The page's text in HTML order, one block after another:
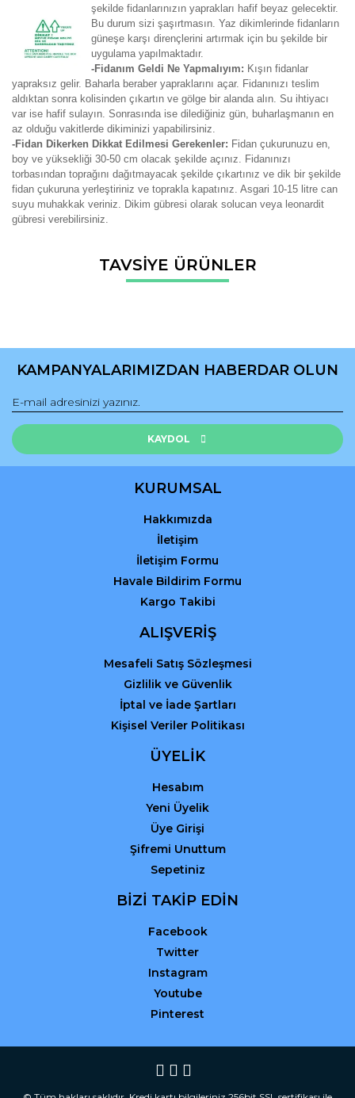
şekilde fidanlarınızın yaprakları hafif beyaz gelecektir.
Bu durum sizi şaşırtmasın. Yaz dikimlerinde fidanların
güneşe karşı dirençlerini artırmak için bu şekilde bir
uygulama yapılmaktadır.
-Fidanım Geldi Ne Yapmalıyım: Kışın fidanlar
yapraksız gelir. Baharla beraber yapraklarını açar. Fidanınızı teslim
aldıktan sonra kolisinden çıkartın ve gölge bir alanda alın. Su ihtiyacı
var ise hafif sulayın. Sonrasında ise dilediğiniz gün, buharlaşmanın en
az olduğu vakitlerde dikiminizi yapabilirsiniz.
-Fidan Dikerken Dikkat Edilmesi Gerekenler: Fidan çukurunuzu en,
boy ve yüksekliği 30-50 cm olacak şekilde açınız. Fidanınızı
torbasından toprağını dağıtmayacak şekilde çıkartınız ve dik bir şekilde
fidan çukuruna yerleştiriniz ve toprakla kapatınız. Asgari 10-15 litre can
suyu muhakkak veriniz. Dikim gübresi olarak solucan veya leonardit
gübresi verebilirsiniz.
Bu ürüne ilk yorumu siz yapın!
Bu ürünün fiyat bilgisi, resim, ürün açıklamalarında ve diğer
konularda yetersiz gördüğünüz noktaları öneri formunu
Ürün açıklamasında eksik bilgiler bulunuyor.
Ürün fiyatı diğer sitelerden daha pahalı.
Bu ürüne benzer farklı alternatifler olmalı.
Gönder
TAVSİYE ÜRÜNLER
KAMPANYALARIMIZDAN HABERDAR OLUN
KAYDOL
KURUMSAL
Hakkımızda
İletişim
İletişim Formu
Havale Bildirim Formu
Kargo Takibi
ALIŞVERİŞ
Mesafeli Satış Sözleşmesi
Gizlilik ve Güvenlik
İptal ve İade Şartları
Kişisel Veriler Politikası
ÜYELİK
Hesabım
Yeni Üyelik
Üye Girişi
Şifremi Unuttum
Sepetiniz
BİZİ TAKİP EDİN
Facebook
Twitter
Instagram
Youtube
Pinterest